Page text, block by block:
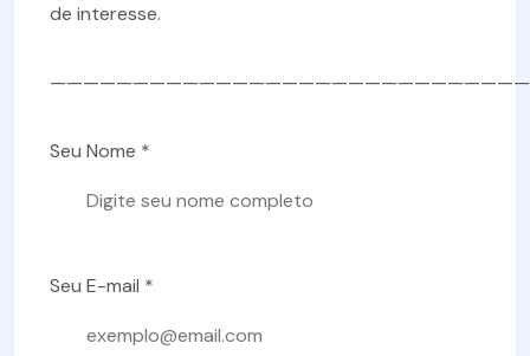
de interesse.
Seu Nome *
Seu E-mail *